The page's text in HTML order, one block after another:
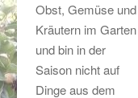
Obst, Gemüse und
Kräutern im Garten
und bin in der
Saison nicht auf
Dinge aus dem